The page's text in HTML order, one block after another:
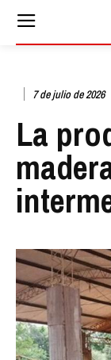
7 de julio de 2026
La